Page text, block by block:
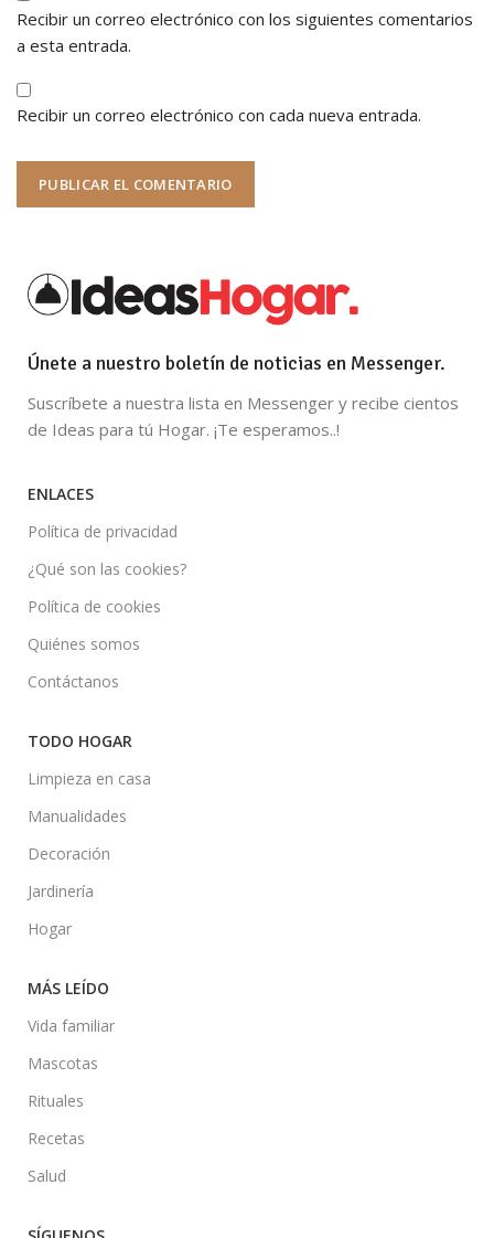
Recibir un correo electrónico con los siguientes comentarios
a esta entrada.
Recibir un correo electrónico con cada nueva entrada.
Únete a nuestro boletín de noticias en Messenger.
Suscríbete a nuestra lista en Messenger y recibe cientos
de Ideas para tú Hogar. ¡Te esperamos..!
ENLACES
Política de privacidad
¿Qué son las cookies?
Política de cookies
Quiénes somos
Contáctanos
TODO HOGAR
Limpieza en casa
Manualidades
Decoración
Jardinería
Hogar
MÁS LEÍDO
Vida familiar
Mascotas
Rituales
Recetas
Salud